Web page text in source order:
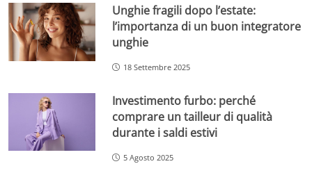
Unghie fragili dopo l’estate:
l’importanza di un buon integratore
unghie
18 Settembre 2025
Investimento furbo: perché
comprare un tailleur di qualità
durante i saldi estivi
5 Agosto 2025